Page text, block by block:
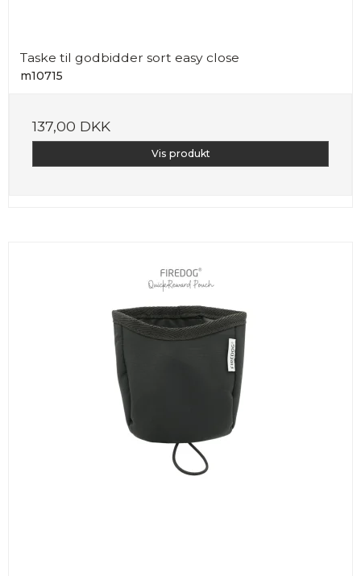
Taske til godbidder sort easy close
m10715
137,00 DKK
Vis produkt